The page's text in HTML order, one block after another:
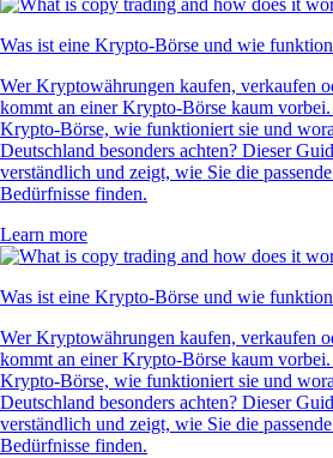
Was ist eine Krypto-Börse und wie
Wer Kryptowährungen kaufen, verkaufen
kommt an einer Krypto-Börse kaum
Krypto-Börse, wie funktioniert sie und
Deutschland besonders achten? Dieser
verständlich und zeigt, wie Sie die
Bedürfnisse finden.
Learn more
Was ist eine Krypto-Börse und wie
Wer Kryptowährungen kaufen, verkaufen
kommt an einer Krypto-Börse kaum
Krypto-Börse, wie funktioniert sie und
Deutschland besonders achten? Dieser
verständlich und zeigt, wie Sie die
Bedürfnisse finden.